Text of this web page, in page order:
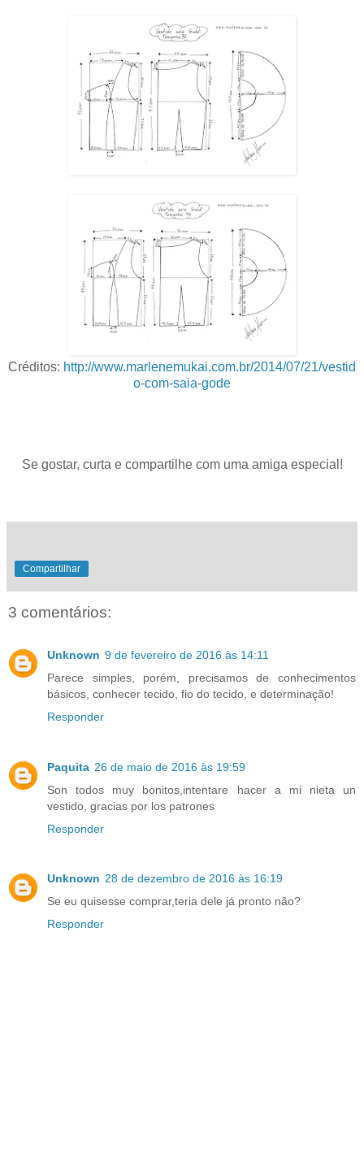
Créditos: http://www.marlenemukai.com.br/2014/07/21/vestid
o-com-saia-gode
Se gostar, curta e compartilhe com uma amiga especial!
Compartilhar
3 comentários:
Unknown 9 de fevereiro de 2016 às 14:11
Parece simples, porém, precisamos de conhecimentos
básicos, conhecer tecido, fio do tecido, e determinação!
Responder
Paquita 26 de maio de 2016 às 19:59
Son todos muy bonitos,intentare hacer a mi nieta un
vestido, gracias por los patrones
Responder
Unknown 28 de dezembro de 2016 às 16:19
Se eu quisesse comprar,teria dele já pronto não?
Responder